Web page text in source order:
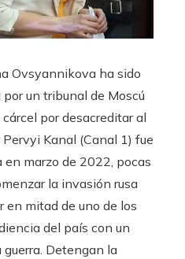
Ovsyannikova ha sido
un tribunal de Moscú
por desacreditar al
Kanal (Canal 1) fue
marzo de 2022, pocas
la invasión rusa
en mitad de uno de los
del país con un
guerra. Detengan la